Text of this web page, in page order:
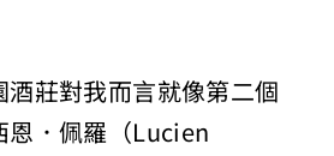
莊對我而言就像第二個
．佩羅（Lucien